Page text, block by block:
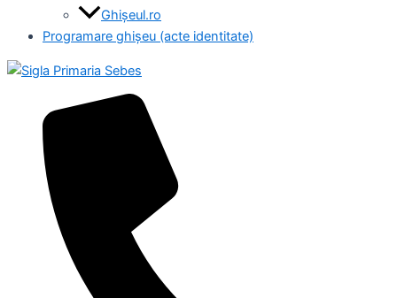
Ghișeul.ro
Programare ghișeu (acte identitate)